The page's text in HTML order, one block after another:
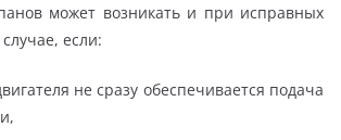
может возникать и при исправных
если:
не сразу обеспечивается подача